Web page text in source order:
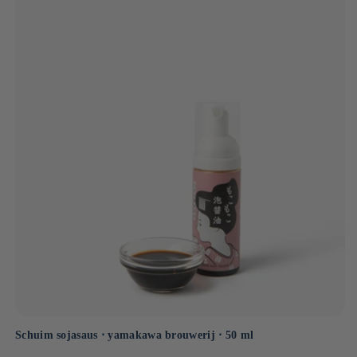
Schuim sojasaus ⋅ yamakawa brouwerij ⋅ 50 ml